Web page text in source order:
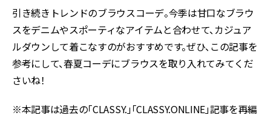
引き続きトレンドのブラウスコーデ。今季は甘口なブラウ
スをデニムやスポーティなアイテムと合わせて、カジュア
ルダウンして着こなすのがおすすめです。ぜひ、この記事を
参考にして、春夏コーデにブラウスを取り入れてみてくだ
さいね！
※本記事は過去の「CLASSY.」「CLASSY.ONLINE」記事を再編